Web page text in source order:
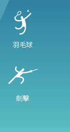
羽毛球
劍擊